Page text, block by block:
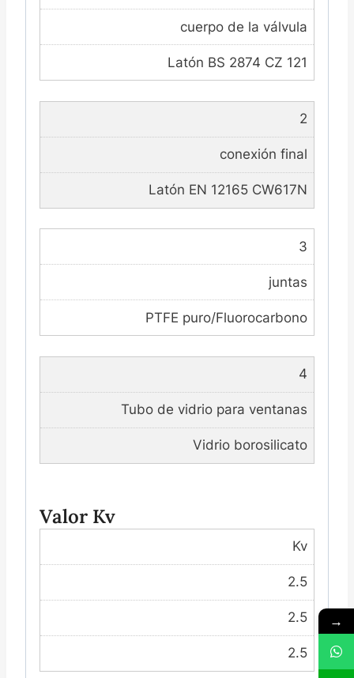
cuerpo de la válvula
Latón BS 2874 CZ 121
2
conexión final
Latón EN 12165 CW617N
3
juntas
PTFE puro/Fluorocarbono
4
Tubo de vidrio para ventanas
Vidrio borosilicato
Valor Kv
Kv
2.5
2.5
2.5
→